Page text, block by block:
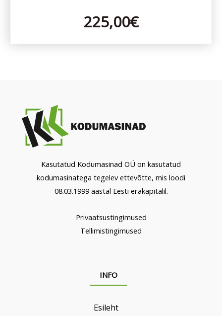
225,00€
Kasutatud Kodumasinad OÜ on kasutatud
kodumasinatega tegelev ettevõtte, mis loodi
08.03.1999 aastal Eesti erakapitalil.
Privaatsustingimused
Tellimistingimused
INFO
Esileht